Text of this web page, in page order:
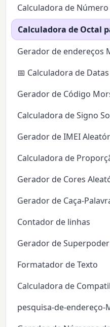
Calculadora de
Calculadora de Octal
Gerador de endereços
📅 Calculadora de Datas
Gerador de Código
Calculadora de Signo
Gerador de IMEI
Calculadora de
Gerador de Cores
Gerador de Caça-
Contador de linhas
Gerador de
Formatador de Texto
Calculadora de
pesquisa-de-endereço-